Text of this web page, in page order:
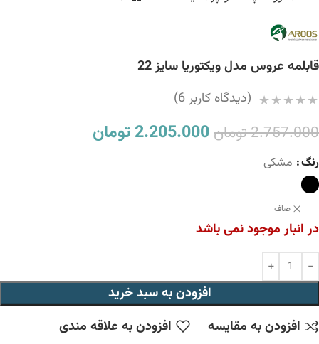
قابلمه عروس مدل ویکتوریا سایز 22
(دیدگاه کاربر6
)
2.757.000تومان2.205.000تومان
رنگ مشکی
صاف
در انبار موجود نمی باشد
افزودن به سبد خرید
افزودن به مقایسه
افزودن به علاقه مندی